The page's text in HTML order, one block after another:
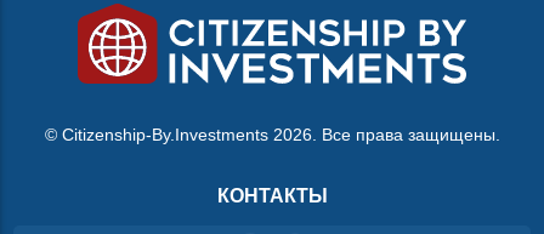
© Citizenship-By.Investments 2026. Все права защищены.
КОНТАКТЫ